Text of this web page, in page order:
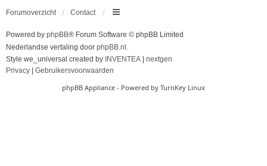
Forumoverzicht Contact
Powered by phpBB® Forum Software © phpBB Limited
Nederlandse vertaling door phpBB.nl .
Style we_universal created by INVENTEA
nextgen
Privacy
Gebruikersvoorwaarden
phpBB Appliance - Powered by TurnKey Linux